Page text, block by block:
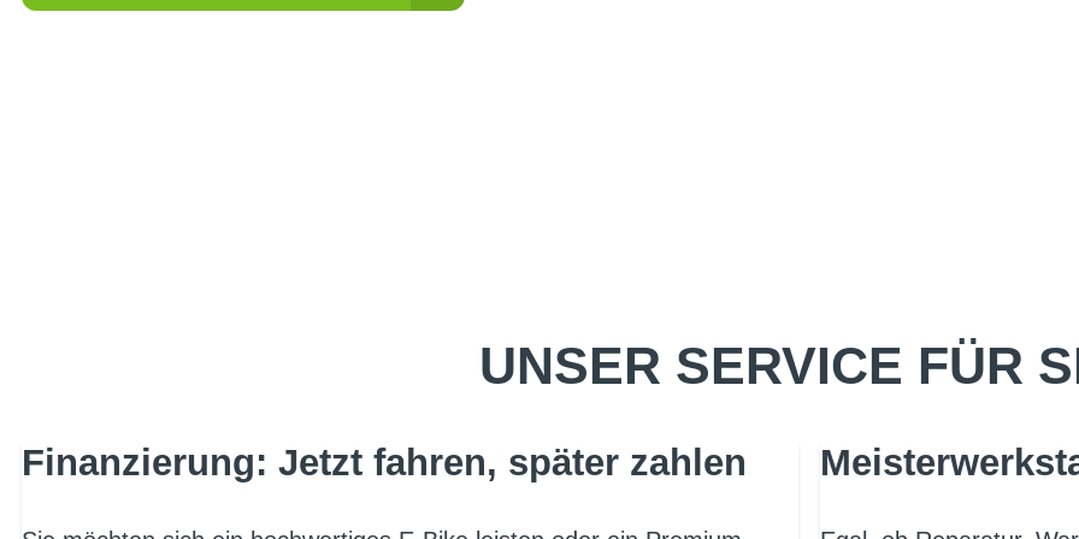
UNSER SERVICE FÜR
Finanzierung: Jetzt fahren, später zahlen